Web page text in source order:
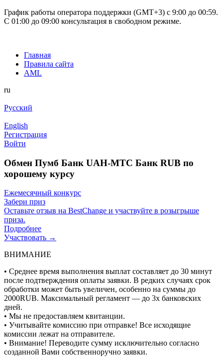
График работы оператора поддержки (GMT+3) c 9:00 до 00:59.
С 01:00 до 09:00 консультация в свободном режиме.
Главная
Правила сайта
AML
ru
Русский
English
Регистрация
Войти
Обмен Пумб Банк UAH-МТС Банк RUB по
хорошему курсу
Ежемесячный конкурс
Забери приз
Оставьте отзыв на BestChange и участвуйте в розыгрыше
приза.
Подробнее
Участвовать →
ВНИМАНИЕ
• Среднее время выполнения выплат составляет до 30 минут
после подтверждения оплаты заявки. В редких случаях срок
обработки может быть увеличен, особенно на суммы до
2000RUB. Максимальный регламент — до 3х банковских
дней.
• Мы не предоставляем квитанции.
• Учитывайте комиссию при отправке! Все исходящие
комиссии лежат на отправителе.
• Внимание! Переводите сумму исключительно согласно
созданной Вами собственноручно заявки.